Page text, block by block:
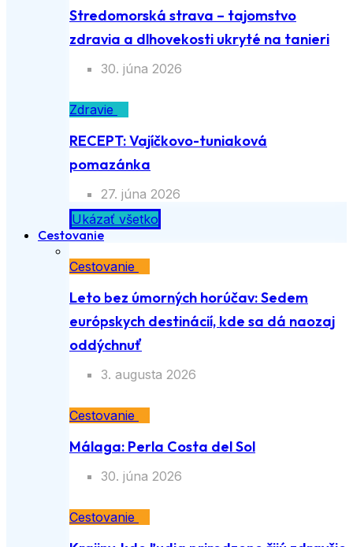
Stredomorská strava – tajomstvo
zdravia a dlhovekosti ukryté na tanieri
30. júna 2026
Zdravie
RECEPT: Vajíčkovo-tuniaková
pomazánka
27. júna 2026
Ukázať všetko
Cestovanie
Cestovanie
Leto bez úmorných horúčav: Sedem
európskych destinácií, kde sa dá naozaj
oddýchnuť
3. augusta 2026
Cestovanie
Málaga: Perla Costa del Sol
30. júna 2026
Cestovanie